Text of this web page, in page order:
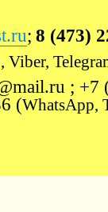
; 8 (473)
Viber,
; +7
(WhatsApp,